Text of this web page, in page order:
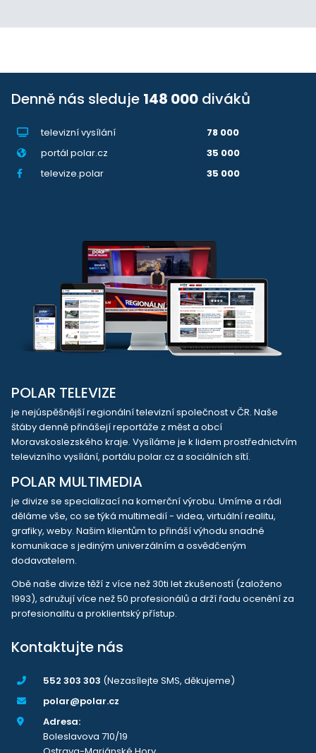
Denně nás sleduje 148 000 diváků
televizní vysílání
78 000
portál polar.cz
35 000
televize.polar
35 000
POLAR TELEVIZE
je nejúspěšnější regionální televizní společnost v ČR. Naše
štáby denně přinášejí reportáže z měst a obcí
Moravskoslezského kraje. Vysíláme je k lidem prostřednictvím
televizního vysílání, portálu polar.cz a sociálních sítí.
POLAR MULTIMEDIA
je divize se specializací na komerční výrobu. Umíme a rádi
děláme vše, co se týká multimedií - videa, virtuální realitu,
grafiky, weby. Našim klientům to přináší výhodu snadné
komunikace s jediným univerzálním a osvědčeným
dodavatelem.
Obě naše divize těží z více než 30ti let zkušeností (založeno
1993), sdružují více než 50 profesionálů a drží řadu ocenění za
profesionalitu a proklientský přístup.
Kontaktujte nás
552 303 303 (Nezasílejte SMS, děkujeme)
polar@polar.cz
Adresa:
Boleslavova 710/19